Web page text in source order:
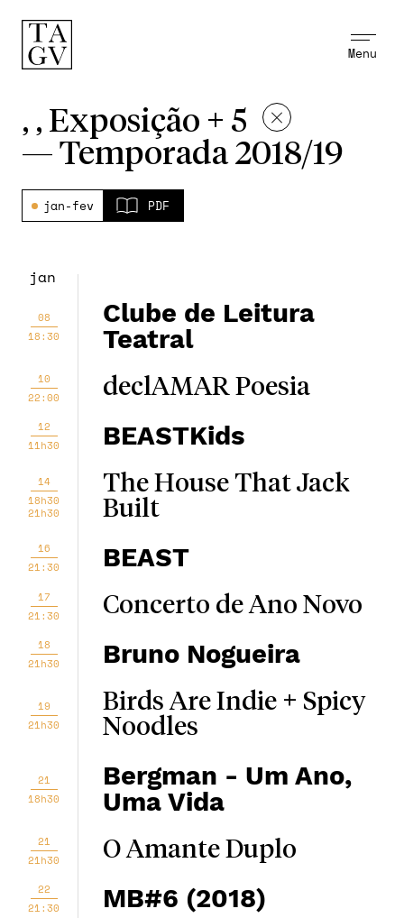
Menu
, , Exposição + 5
— Temporada 2018/19
jan-fev PDF
jan
08
18:30
Clube de Leitura
Teatral
10
22:00
declAMAR Poesia
12
11h30
BEASTKids
14
18h30
21h30
The House That Jack
Built
16
21:30
BEAST
17
21:30
Concerto de Ano Novo
18
21h30
Bruno Nogueira
19
21h30
Birds Are Indie + Spicy
Noodles
21
18h30
Bergman - Um Ano,
Uma Vida
21
21h30
O Amante Duplo
22
21:30
MB#6 (2018)